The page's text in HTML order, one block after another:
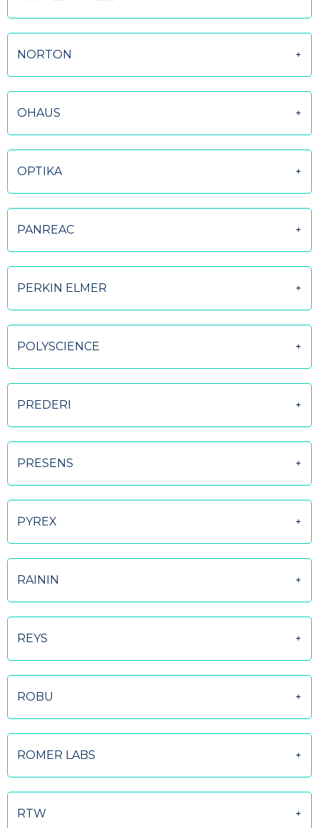
NORTON
OHAUS
OPTIKA
PANREAC
PERKIN ELMER
POLYSCIENCE
PREDERI
PRESENS
PYREX
RAININ
REYS
ROBU
ROMER LABS
RTW